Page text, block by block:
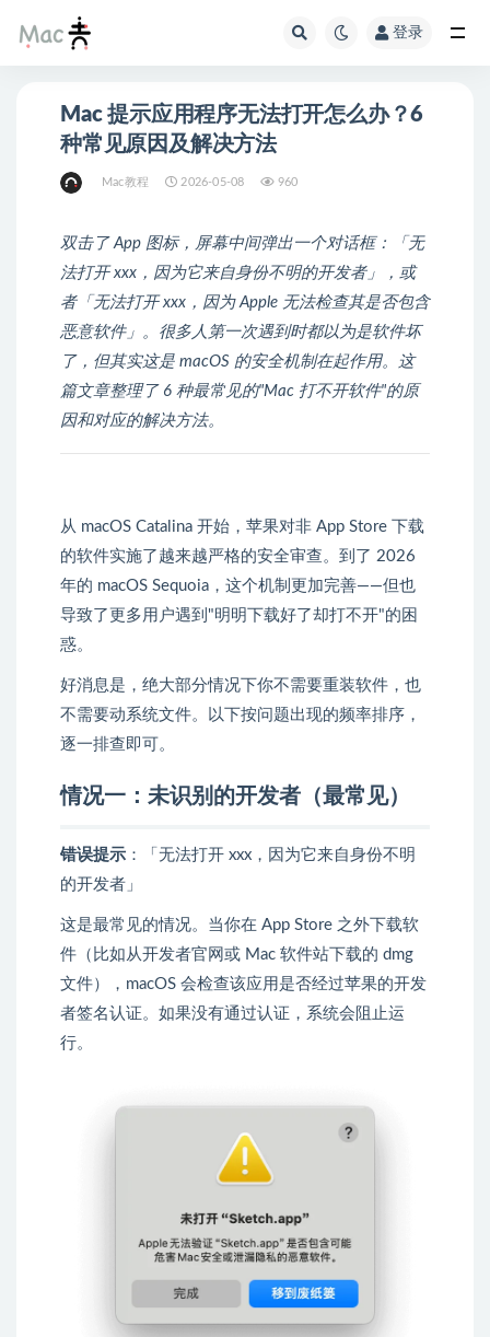
登录
Mac 提示应用程序无法打开怎么办？6
种常见原因及解决方法
Mac教程 2026-05-08 960
双击了 App 图标，屏幕中间弹出一个对话框：「无
法打开 xxx，因为它来自身份不明的开发者」，或
者「无法打开 xxx，因为 Apple 无法检查其是否包含
恶意软件」。很多人第一次遇到时都以为是软件坏
了，但其实这是 macOS 的安全机制在起作用。这
篇文章整理了 6 种最常见的"Mac 打不开软件"的原
因和对应的解决方法。
从 macOS Catalina 开始，苹果对非 App Store 下载
的软件实施了越来越严格的安全审查。到了 2026
年的 macOS Sequoia，这个机制更加完善——但也
导致了更多用户遇到"明明下载好了却打不开"的困
惑。
好消息是，绝大部分情况下你不需要重装软件，也
不需要动系统文件。以下按问题出现的频率排序，
逐一排查即可。
情况一：未识别的开发者（最常见）
错误提示 ：「无法打开 xxx，因为它来自身份不明
的开发者」
这是最常见的情况。当你在 App Store 之外下载软
件（比如从开发者官网或 Mac 软件站下载的 dmg
文件），macOS 会检查该应用是否经过苹果的开发
者签名认证。如果没有通过认证，系统会阻止运
行。